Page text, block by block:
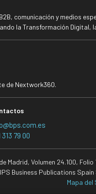
comunicación y medios
la Transformación Digital,
de Nextwork360.
313 79 00
Madrid, Volumen 24.100,
Business Publications
Mapa del